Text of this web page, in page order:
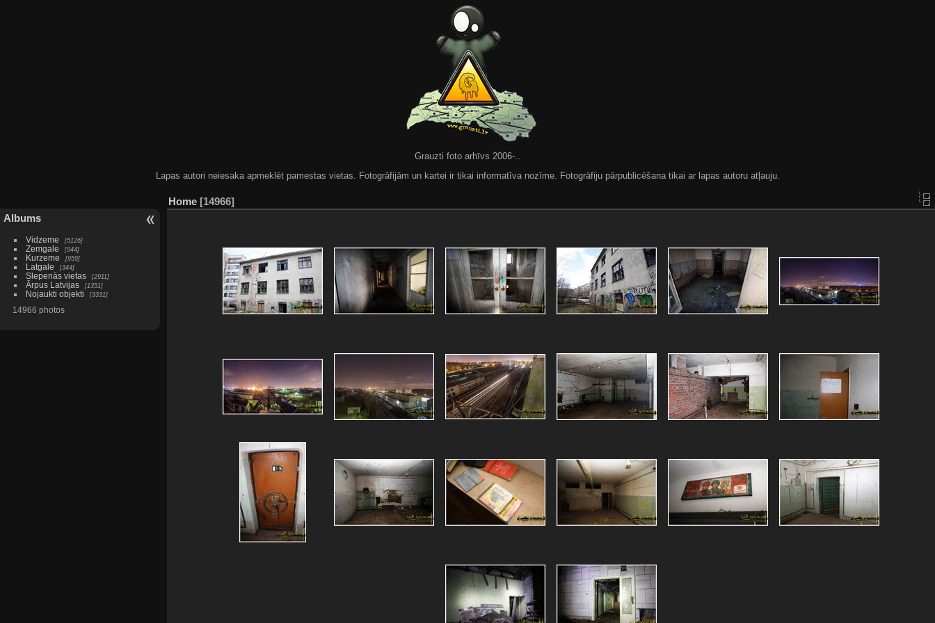
Grauzti foto arhīvs 2006-..
Lapas autori neiesaka apmeklēt pamestas vietas. Fotogrāfijām un kartei ir tikai informatīva nozīme. Fotogrāfiju pārpublicēšana tikai ar lapas autoru atļauju.
Albums
Vidzeme 5126
Zemgale 944
Kurzeme 959
Latgale 344
Slepenās vietas 2911
Ārpus Latvijas 1351
Nojaukti objekti 3331
14966 photos
Home 14966